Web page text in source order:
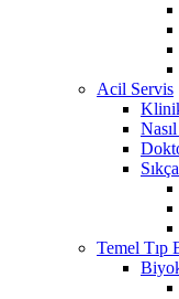
Acil Servis
Temel Tıp